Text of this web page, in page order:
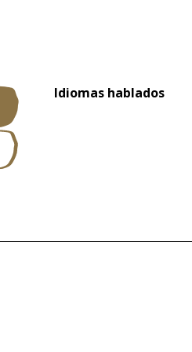
Idiomas hablados
Idiomas hablados